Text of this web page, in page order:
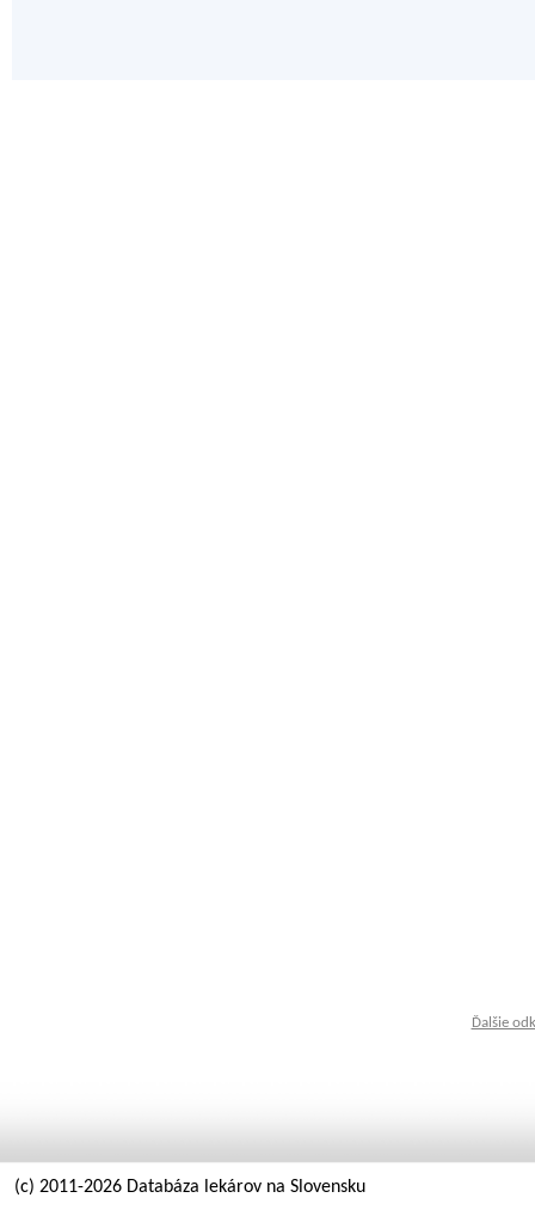
Ďalšie
(c) 2011-2026 Databáza lekárov na Slovensku